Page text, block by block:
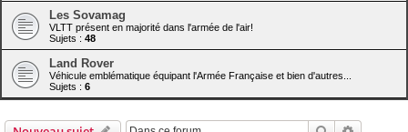
Les Sovamag
VLTT présent en majorité dans l'armée de l'air!
Sujets : 48
Land Rover
Véhicule emblématique équipant l'Armée Française et bien d'autres...
Sujets : 6